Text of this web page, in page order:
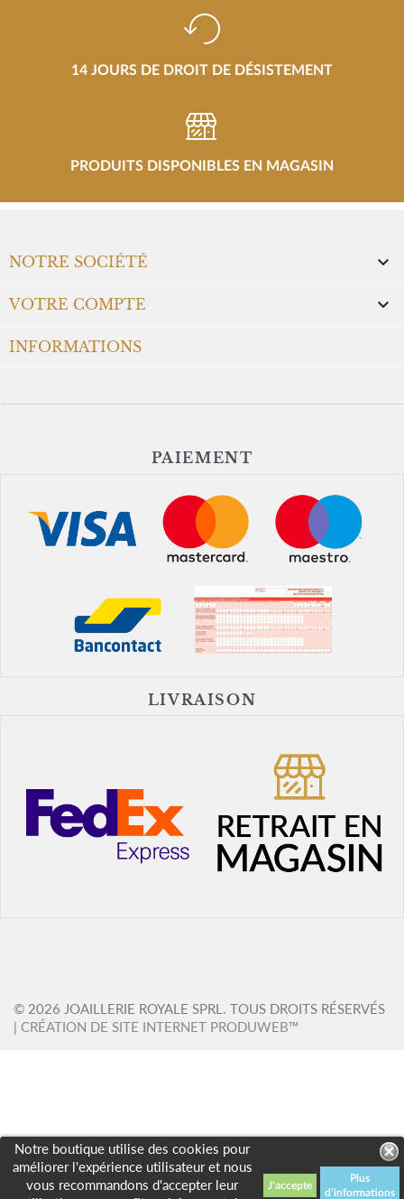
Notre boutique utilise des cookies pour
améliorer l'expérience utilisateur et nous
vous recommandons d'accepter leur
Plus
d'informations
14 JOURS DE DROIT DE DÉSISTEMENT
PRODUITS DISPONIBLES EN MAGASIN
NOTRE SOCIÉTÉ 
VOTRE COMPTE 
INFORMATIONS
PAIEMENT
LIVRAISON
© 2026 JOAILLERIE ROYALE SPRL. TOUS DROITS RÉSERVÉS
| CRÉATION DE SITE INTERNET PRODUWEB™